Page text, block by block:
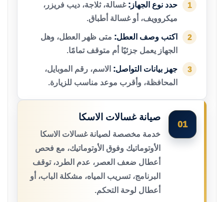
1 حدد نوع الجهاز: غسالة، ثلاجة، ديب فريزر،
ميكروويف، أو غسالة أطباق.
2 اكتب وصف العطل: متى ظهر العطل، وهل
الجهاز يعمل جزئيًا أم متوقف تمامًا.
3 جهز بيانات التواصل: الاسم، رقم الموبايل،
المحافظة، وأقرب موعد مناسب للزيارة.
01
صيانة غسالات الاسكا
خدمة مخصصة لصيانة غسالات الاسكا
الأوتوماتيك وفوق الأوتوماتيك، مع فحص
أعطال ضعف العصر، عدم الطرد، توقف
البرنامج، تسريب المياه، مشكلة الباب، أو
أعطال لوحة التحكم.